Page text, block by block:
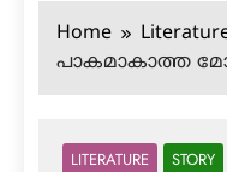
Home
പാകമാകാത്ത
LITERATURE STORY